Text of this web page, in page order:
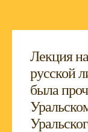
Лекция
русской
была